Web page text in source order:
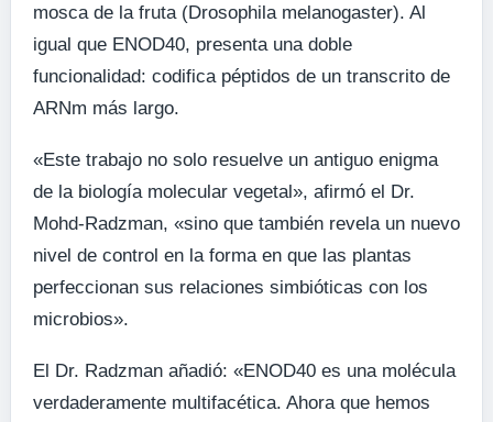
mosca de la fruta (Drosophila melanogaster). Al
igual que ENOD40, presenta una doble
funcionalidad: codifica péptidos de un transcrito de
ARNm más largo.
«Este trabajo no solo resuelve un antiguo enigma
de la biología molecular vegetal», afirmó el Dr.
Mohd-Radzman, «sino que también revela un nuevo
nivel de control en la forma en que las plantas
perfeccionan sus relaciones simbióticas con los
microbios».
El Dr. Radzman añadió: «ENOD40 es una molécula
verdaderamente multifacética. Ahora que hemos